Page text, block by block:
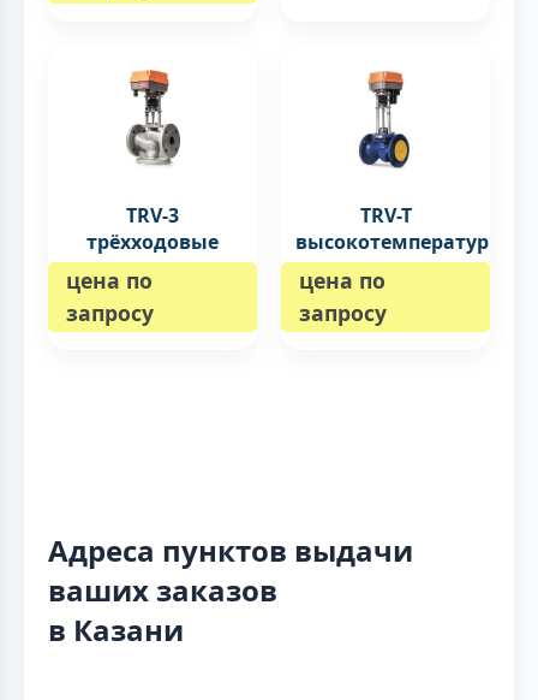
TRV-3
трёхходовые
цена по
запросу
TRV-T
высокотемпературные
цена по
запросу
Адреса пунктов выдачи
ваших заказов
в Казани